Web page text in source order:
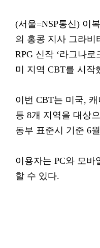
(서울=NSP통신) 이
의 홍콩 지사 그라비
RPG 신작 ‘라그나
미 지역 CBT를 시작
이번 CBT는 미국,
등 8개 지역을 대상
동부 표준시 기준 6
이용자는 PC와 모바
할 수 있다.